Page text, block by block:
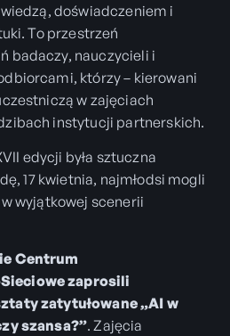
doświadczeniem i
To przestrzeń
badaczy, nauczycieli i
którzy – kierowani
w zajęciach
instytucji partnerskich.
edycji była sztuczna
17 kwietnia, najmłodsi mogli
wyjątkowej scenerii
Centrum
zaprosili
zatytułowane „AI w
szansa?”. Zajęcia